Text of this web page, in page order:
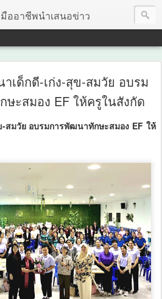
ออาชีพนำเสนอข่าว
เด็กดี-เก่ง-สุข-สมวัย​ อบรม
ะสมอง EF ให้ครูในสังกัด
สมวัย​ อบรมการพัฒนาทักษะสมอง EF ให้